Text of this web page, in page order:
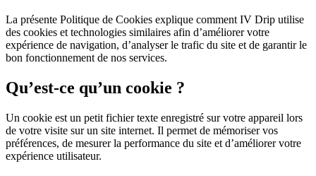
La présente Politique de Cookies explique comment IV Drip utilise
des cookies et technologies similaires afin d’améliorer votre
expérience de navigation, d’analyser le trafic du site et de garantir le
bon fonctionnement de nos services.
Qu’est-ce qu’un cookie ?
Un cookie est un petit fichier texte enregistré sur votre appareil lors
de votre visite sur un site internet. Il permet de mémoriser vos
préférences, de mesurer la performance du site et d’améliorer votre
expérience utilisateur.